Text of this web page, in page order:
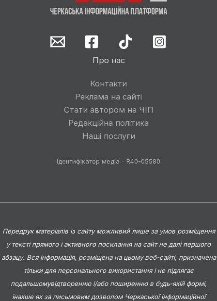
Про нас
Контакти
Реклама на сайті
Стати автором на ЧІП
Редакційна політика
Наші послуги
Ідентифікатор медіа - R40-05580
Передрук матеріалів із сайту можливий лише за умов розміщення
у тексті прямого і активного посилання на сайт не далі першого
абзацу. Вся інформація, розміщена на цьому веб-сайті, призначена
тільки для персонального використання і не підлягає
подальшомувідтворенню і/або поширенню в будь-якій формі,
інакше як за письмовим дозволом Черкаської інформаційної